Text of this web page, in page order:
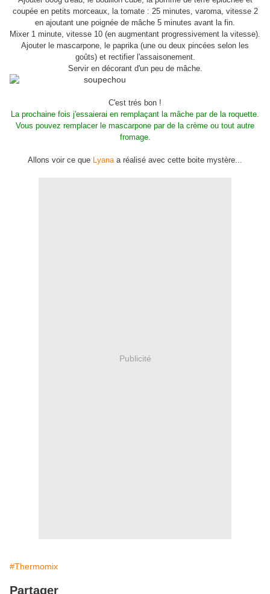
coupée en petits morceaux, la tomate : 25 minutes, varoma, vitesse 2
en ajoutant une poignée de mâche 5 minutes avant la fin.
Mixer 1 minute, vitesse 10 (en augmentant progressivement la vitesse).
Ajouter le mascarpone, le paprika (une ou deux pincées selon les
goûts) et rectifier l'assaisonement.
Servir en décorant d'un peu de mâche.
C'est trés bon !
La prochaine fois j'essaierai en remplaçant la mâche par de la roquette.
Vous pouvez remplacer le mascarpone par de la crème ou tout autre
fromage.
Allons voir ce que Lyanaa réalisé avec cette boite mystère...
Publicité
#Thermomix
Partager